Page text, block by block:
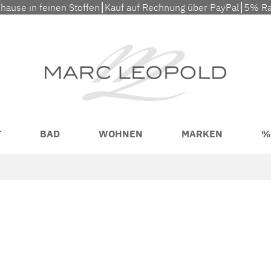
in feinen Stoffen⎮Kauf auf Rechnung über PayPal⎮5%
BAD WOHNEN MARKEN